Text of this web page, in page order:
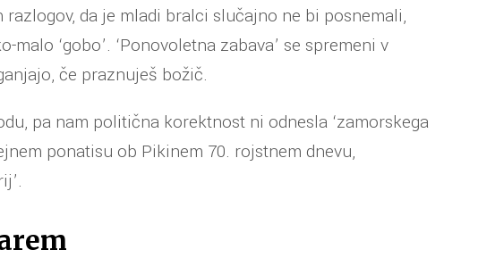
da je mladi bralci slučajno ne bi posnemali,
malo ‘gobo’. ‘Ponovoletna zabava’ se spremeni v
če praznuješ božič.
pa nam politična korektnost ni odnesla ‘zamorskega
ponatisu ob Pikinem 70. rojstnem dnevu,